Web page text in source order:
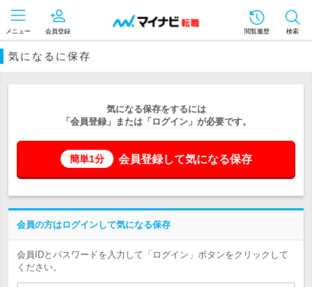
メニュー 会員登録 閲覧履歴 検索
気になるに保存
気になる保存をするには
「会員登録」または「ログイン」が必要です。
簡単1分 会員登録して気になる保存
会員の方はログインして気になる保存
会員IDとパスワードを入力して「ログイン」ボタンをクリックして
ください。